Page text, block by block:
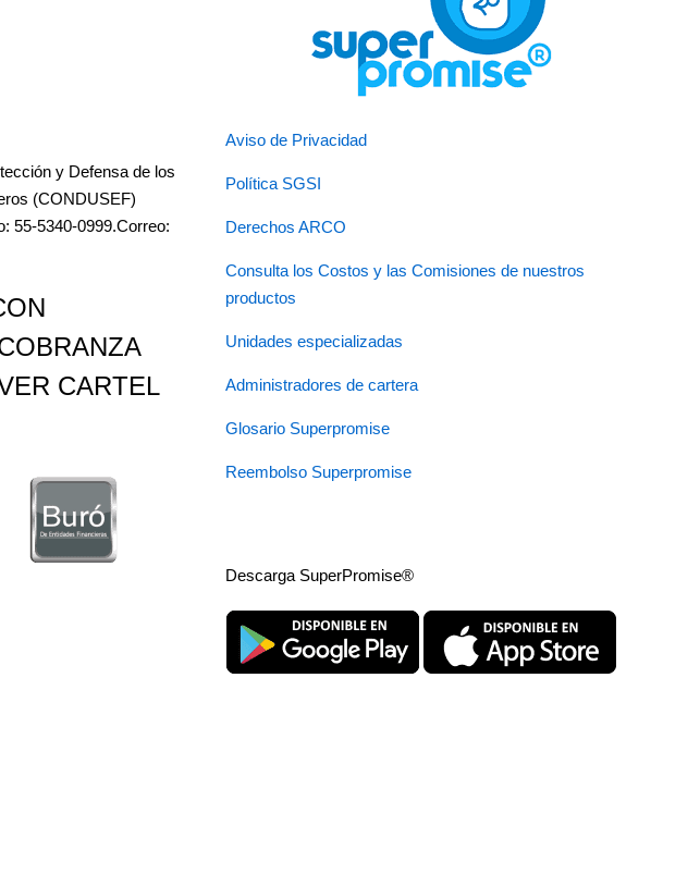
y Defensa de los
(CONDUSEF)
55-5340-0999.Correo:
CARTEL
Aviso de Privacidad
Política SGSI
Derechos ARCO
Consulta los Costos y las Comisiones de nuestros
productos
Unidades especializadas
Administradores de cartera
Glosario Superpromise
Reembolso Superpromise
Descarga SuperPromise®